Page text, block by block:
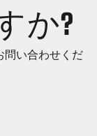
か?
問い合わせくだ